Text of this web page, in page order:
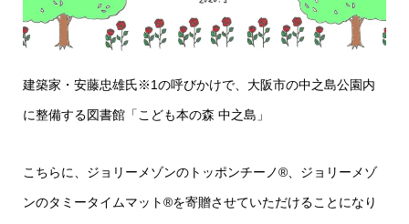
建築家・安藤忠雄氏※1の呼びかけで、大阪市の中之島公園内
に整備する図書館「こども本の森 中之島」
こちらに、ジョリーメゾンのトッポンチーノ®︎、ジョリーメゾ
ンのタミータイムマット®︎を寄贈させていただけることになり